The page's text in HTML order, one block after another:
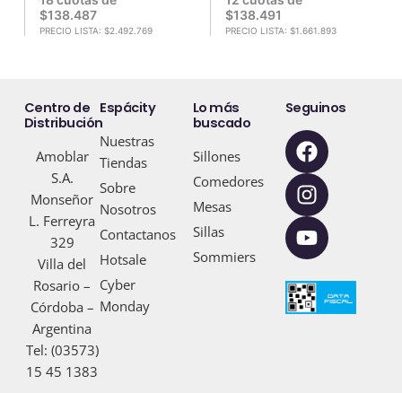
$138.487
PRECIO LISTA: $2.492.769
$138.491
PRECIO LISTA: $1.661.893
Centro de
Distribución
Amoblar
S.A.
Monseñor
L. Ferreyra
329
Villa del
Rosario –
Córdoba –
Argentina
Tel: (03573)
15 45 1383
Espácity
Nuestras
Tiendas
Sobre
Nosotros
Contactanos
Hotsale
Cyber
Monday
Lo más
buscado
Sillones
Comedores
Mesas
Sillas
Sommiers
Seguinos
F
a
c
e
b
o
o
k
I
n
s
t
a
g
r
a
m
Y
o
u
t
u
b
e